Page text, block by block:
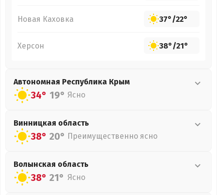
Новая Каховка 37°/22°
Херсон 38°/21°
Автономная Республика Крым
34° 19° Ясно
Винницкая область
38° 20° Преимущественно ясно
Волынская область
38° 21° Ясно